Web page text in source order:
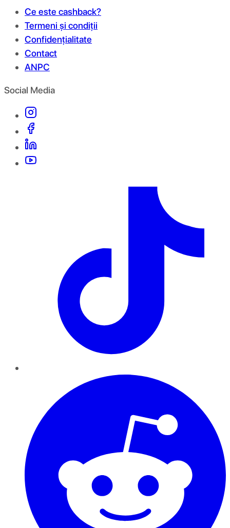
Ce este cashback?
Termeni și condiții
Confidențialitate
Contact
ANPC
Social Media